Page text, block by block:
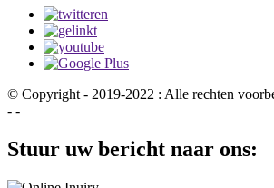
© Copyright - 2019-2022 : Alle rechten
- -
Stuur uw bericht naar ons: